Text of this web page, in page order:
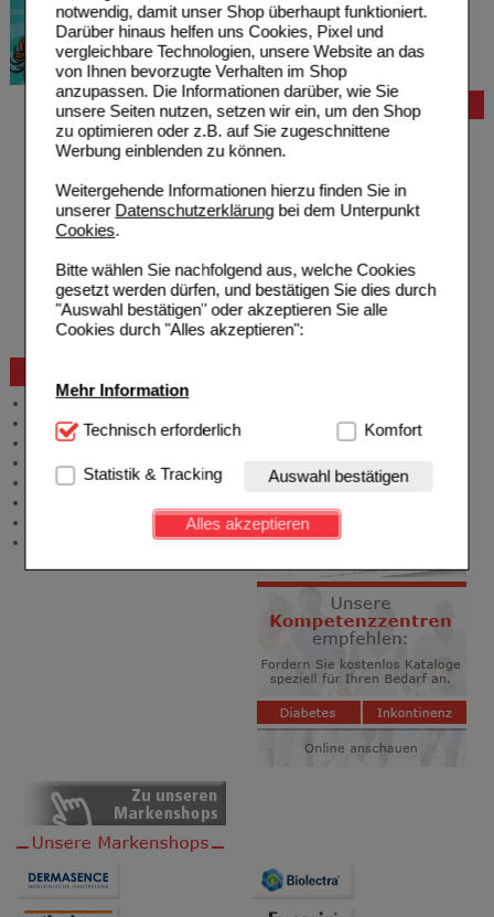
notwendig, damit unser Shop überhaupt funktioniert.
Darüber hinaus helfen uns Cookies, Pixel und
vergleichbare Technologien, unsere Website an das
von Ihnen bevorzugte Verhalten im Shop
anzupassen. Die Informationen darüber, wie Sie
unsere Seiten nutzen, setzen wir ein, um den Shop
zu optimieren oder z.B. auf Sie zugeschnittene
Werbung einblenden zu können.
Weitergehende Informationen hierzu finden Sie in
unserer Datenschutzerklärungbei dem Unterpunkt
Cookies.
Bitte wählen Sie nachfolgend aus, welche Cookies
gesetzt werden dürfen, und bestätigen Sie dies durch
"Auswahl bestätigen" oder akzeptieren Sie alle
Cookies durch "Alles akzeptieren":
Mehr Information
Technisch Notwendig:Hierbei handelt es sich um
Website notwendig sind (z.B. Navigation, Warenkorb,
Kundenkonto), weshalb auf diese nicht verzichtet
werden kann.
Einkaufserlebnis noch ansprechender zu gestalten,
beispielsweise für die Wiedererkennung des
Besuchers oder unsere Seite an bevorzugte
Verhaltensweisen (z.B. Spracheinstellung)
anzupassen. Komfort-Cookies ermöglichen es uns
auch auf Ihre Bedürfnisse zugeschrittene Inhalte
anzuzeigen und unser Partnerprogramm zu
Hierüber lassen sich
unserer Website sammeln, mit deren Hilfe wir unsere
Website weiter für Sie optimieren können, den Inhalt
auf unserer Website aber auch die Werbung auf
Drittseiten möglichst relevant für Sie zu gestalten.
Bitte beachten Sie, dass Daten hierfür teilweise an
Dritte wie z.B. Google oder soziale Medien
übertragen werden.
Technisch erforderlich Komfort
Statistik & Tracking Auswahl bestätigen
Alles akzeptieren
Bestellung
Hilfe zur Anmeldung
Hilfe zum Bestellvorgang
Rezepte einlösen
Freiumschläge anfordern
Reklamation
Widerrufsformular
Problembehebung
Bestellschein
Allgemeine Information
Produktberatung
Meldung Arzneimittelrisiken
Angebote & Downloads